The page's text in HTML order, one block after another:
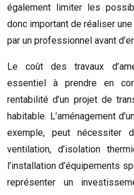
également limiter les
donc important de réaliser
par un professionnel avant
Le coût des travaux
essentiel à prendre en
rentabilité d’un projet de
habitable. L’aménagement
exemple, peut nécessiter
ventilation, d’isolation
l’installation d’équipements
représenter un